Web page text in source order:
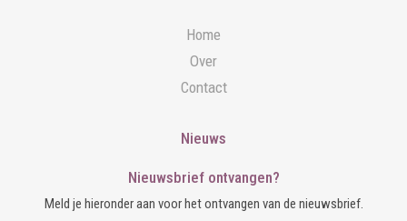
Home
Over
Contact
Nieuws
Nieuwsbrief ontvangen?
Meld je hieronder aan voor het ontvangen van de nieuwsbrief.